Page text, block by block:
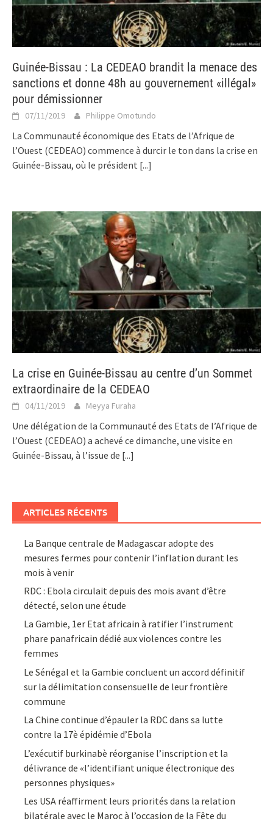
Guinée-Bissau : La CEDEAO brandit la menace des
sanctions et donne 48h au gouvernement «illégal»
pour démissionner
07/11/2019 Philippe Omotundo
La Communauté économique des Etats de l’Afrique de
l’Ouest (CEDEAO) commence à durcir le ton dans la crise en
Guinée-Bissau, où le président [...]
La crise en Guinée-Bissau au centre d’un Sommet
extraordinaire de la CEDEAO
04/11/2019 Meyya Furaha
Une délégation de la Communauté des Etats de l’Afrique de
l’Ouest (CEDEAO) a achevé ce dimanche, une visite en
Guinée-Bissau, à l’issue de [...]
ARTICLES RÉCENTS
La Banque centrale de Madagascar adopte des
mesures fermes pour contenir l’inflation durant les
mois à venir
RDC : Ebola circulait depuis des mois avant d’être
détecté, selon une étude
La Gambie, 1er Etat africain à ratifier l’instrument
phare panafricain dédié aux violences contre les
femmes
Le Sénégal et la Gambie concluent un accord définitif
sur la délimitation consensuelle de leur frontière
commune
La Chine continue d’épauler la RDC dans sa lutte
contre la 17è épidémie d’Ebola
L’exécutif burkinabè réorganise l’inscription et la
délivrance de «l’identifiant unique électronique des
personnes physiques»
Les USA réaffirment leurs priorités dans la relation
bilatérale avec le Maroc à l’occasion de la Fête du